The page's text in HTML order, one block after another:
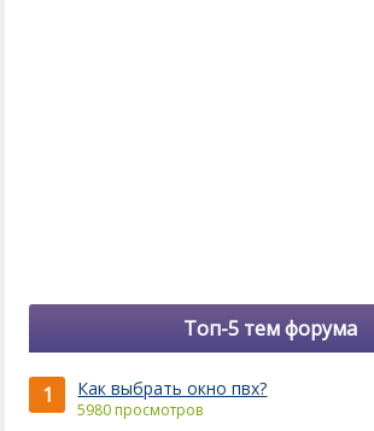
Топ-5 тем форума
1 Как выбрать окно пвх?
5980 просмотров